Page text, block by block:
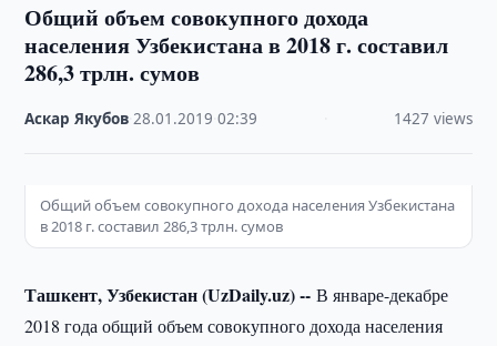
Общий объем совокупного дохода
населения Узбекистана в 2018 г. составил
286,3 трлн. сумов
Аскар Якубов ·28.01.2019 ·02:39 1427 views
Общий объем совокупного дохода населения Узбекистана
в 2018 г. составил 286,3 трлн. сумов
Ташкент, Узбекистан (UzDaily.uz) --В январе-декабре
2018 года общий объем совокупного дохода населения